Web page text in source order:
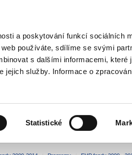
a poskytování funkcí sociálních
používáte, sdílíme se svými
s dalšími informacemi, které
jejich služby. Informace o
Statistické SPRAVEDLNOST